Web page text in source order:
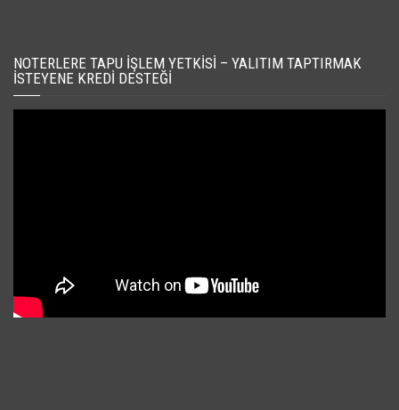
NOTERLERE TAPU İŞLEM YETKISI – YALITIM TAPTIRMAK
İSTEYENE KREDI DESTEĞI